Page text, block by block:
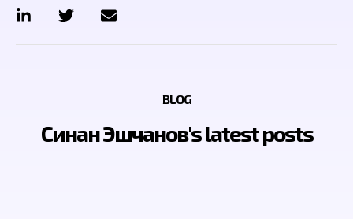
BLOG
Синан Эшчанов's latest posts